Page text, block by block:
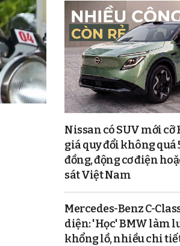
Nissan có SUV mới cỡ
giá quy đổi không quá
đồng, động cơ điện
sát Việt Nam
Mercedes-Benz C-
diện: 'Học' BMW làm
khổng lồ, nhiều chi